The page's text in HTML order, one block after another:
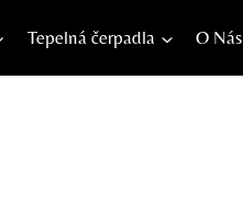
Tepelná čerpadla O Nás